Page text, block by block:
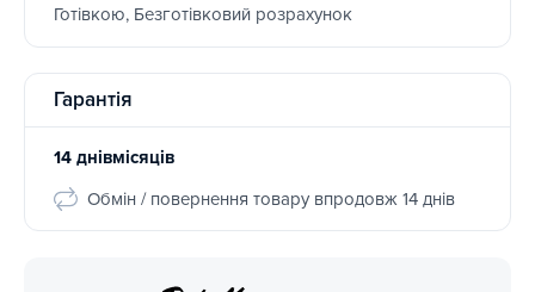
Готівкою, Безготівковий розрахунок
Гарантія
14 днівмісяців
Обмін / повернення товару впродовж 14 днів